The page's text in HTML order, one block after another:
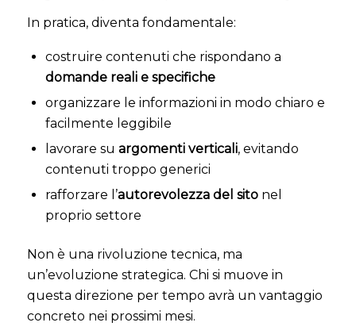
In pratica, diventa fondamentale:
costruire contenuti che rispondano a
domande reali e specifiche
organizzare le informazioni in modo chiaro e
facilmente leggibile
lavorare su argomenti verticali, evitando
contenuti troppo generici
rafforzare l’autorevolezza del sitonel
proprio settore
Non è una rivoluzione tecnica, ma
un’evoluzione strategica. Chi si muove in
questa direzione per tempo avrà un vantaggio
concreto nei prossimi mesi.